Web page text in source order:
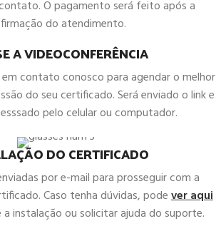
O pagamento será feito após a
do atendimento.
A VIDEOCONFERÊNCIA
contato conosco para agendar o melhor
do seu certificado. Será enviado o link e
pelo celular ou computador.
DO CERTIFICADO
por e-mail para prosseguir com a
Caso tenha dúvidas, podever aqui
instalação ou solicitar ajuda do suporte.